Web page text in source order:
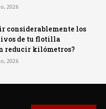
2026
considerablemente los
de tu flotilla
reducir kilómetros?
2026